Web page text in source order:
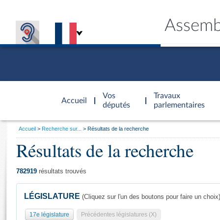
Accueil
d'accueil
Vos
députés
Travaux
parlementaires
Général
Vous
Accueil Recherche sur... Résultats de la recherche
Résultats de la recherche
782919 résultats trouvés
LÉGISLATURE (Cliquez sur l'un des boutons pour faire un choix)
17e législature Précédentes législatures (X)